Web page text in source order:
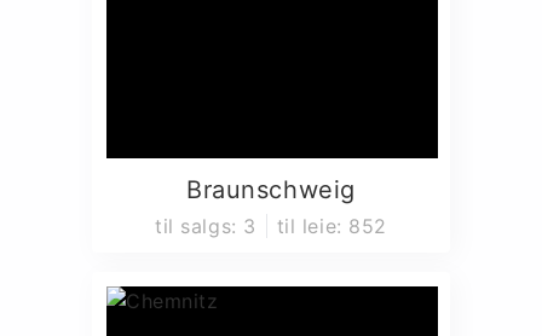
Braunschweig
til salgs: 3 til leie: 852